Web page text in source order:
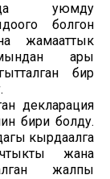
уюмду
болгон
жамааттык
ары
бир
декларация
бири болду.
кырдаалга
жана
жалпы